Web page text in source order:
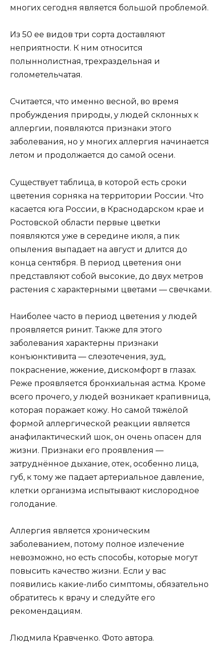
многих сегодня является большой проблемой.
Из 50 ее видов три сорта доставляют
неприятности. К ним относится
полыннолистная, трехраздельная и
голометельчатая.
Считается, что именно весной, во время
пробуждения природы, у людей склонных к
аллергии, появляются признаки этого
заболевания, но у многих аллергия начинается
летом и продолжается до самой осени.
Существует таблица, в которой есть сроки
цветения сорняка на территории России. Что
касается юга России, в Краснодарском крае и
Ростовской области первые цветки
появляются уже в середине июля, а пик
опыления выпадает на август и длится до
конца сентября. В период цветения они
представляют собой высокие, до двух метров
растения с характерными цветами — свечками.
Наиболее часто в период цветения у людей
проявляется ринит. Также для этого
заболевания характерны признаки
конъюнктивита — слезотечения, зуд,
покраснение, жжение, дискомфорт в глазах.
Реже проявляется бронхиальная астма. Кроме
всего прочего, у людей возникает крапивница,
которая поражает кожу. Но самой тяжёлой
формой аллергической реакции является
анафилактический шок, он очень опасен для
жизни. Признаки его проявления —
затруднённое дыхание, отек, особенно лица,
губ, к тому же падает артериальное давление,
клетки организма испытывают кислородное
голодание.
Аллергия является хроническим
заболеванием, потому полное излечение
невозможно, но есть способы, которые могут
повысить качество жизни. Если у вас
появились какие-либо симптомы, обязательно
обратитесь к врачу и следуйте его
рекомендациям.
Людмила Кравченко. Фото автора.